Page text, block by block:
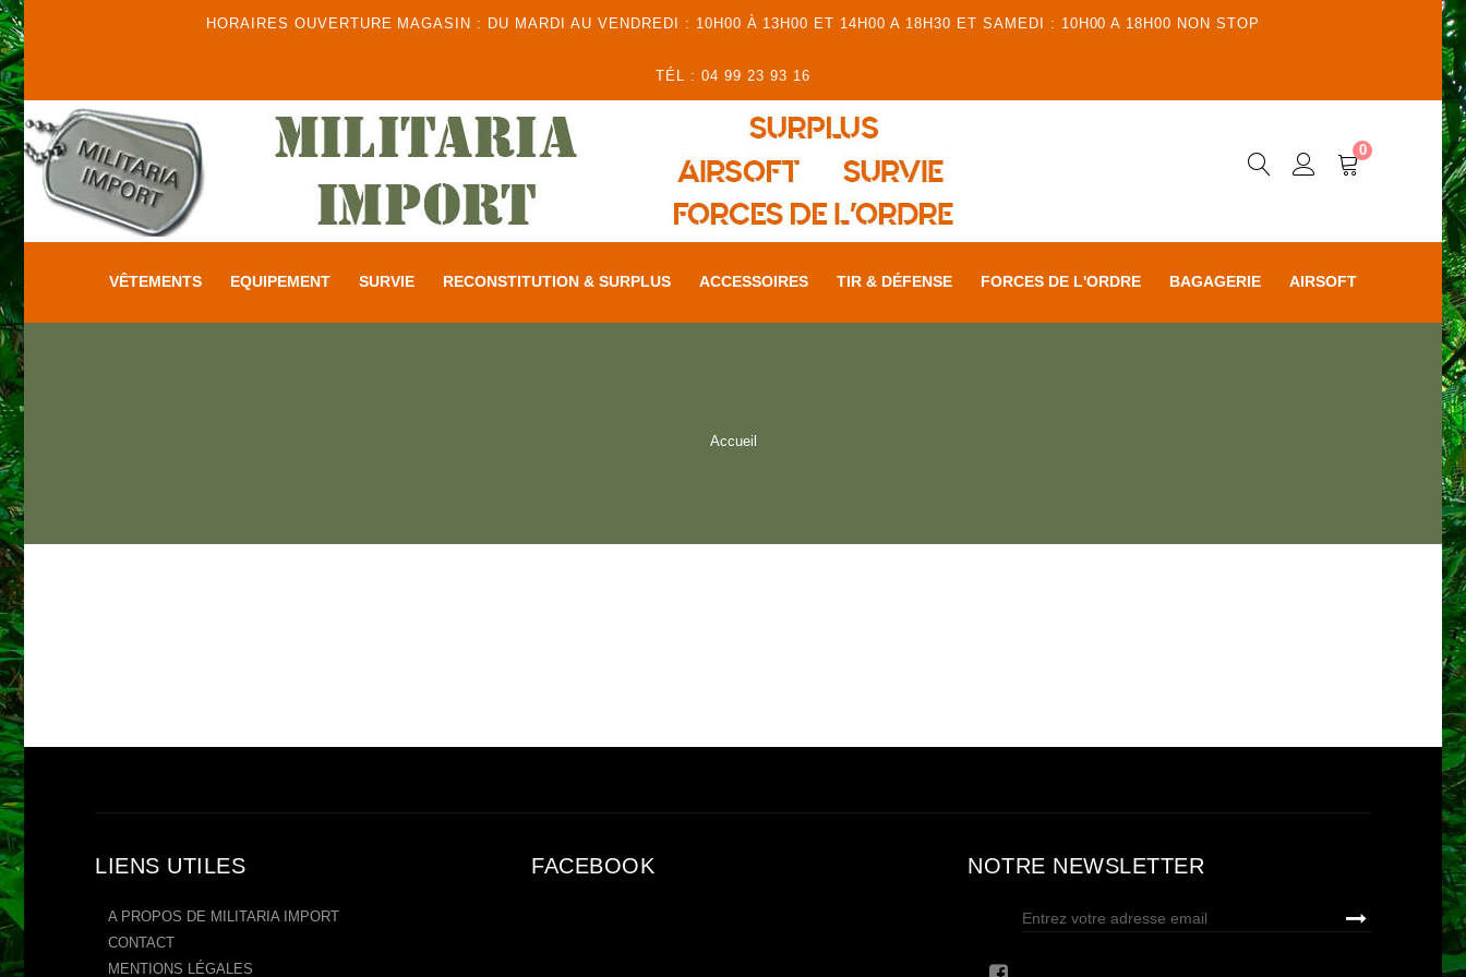
HORAIRES OUVERTURE MAGASIN : DU MARDI AU VENDREDI : 10H00 À 13H00 ET 14H00 A 18H30 ET SAMEDI : 10H00 A 18H00 NON STOP
TÉL : 04 99 23 93 16
0
VÊTEMENTS EQUIPEMENT SURVIE RECONSTITUTION & SURPLUS ACCESSOIRES TIR & DÉFENSE FORCES DE L'ORDRE BAGAGERIE AIRSOFT
Accueil
LIENS UTILES
A PROPOS DE MILITARIA IMPORT
CONTACT
MENTIONS LÉGALES
FACEBOOK NOTRE NEWSLETTER